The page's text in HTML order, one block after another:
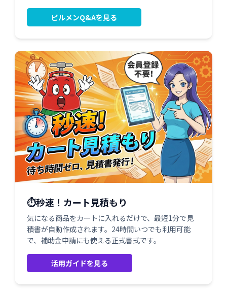
ビルメンQ&Aを見る
⏱️秒速！カート見積もり
気になる商品をカートに入れるだけで、最短1分で見
積書が自動作成されます。24時間いつでも利用可能
で、補助金申請にも使える正式書式です。
活用ガイドを見る